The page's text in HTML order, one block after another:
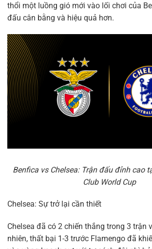
thổi một luồng gió mới vào lối chơi của
đấu cân bằng và hiệu quả hơn.
Benfica vs Chelsea: Trận đấu đỉnh cao
Club World Cup
Chelsea: Sự trở lại cần thiết
Chelsea đã có 2 chiến thắng trong 3 trận
nhiên, thất bại 1-3 trước Flamengo đã